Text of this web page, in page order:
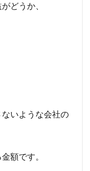
どうか、
いような会社の
額です。